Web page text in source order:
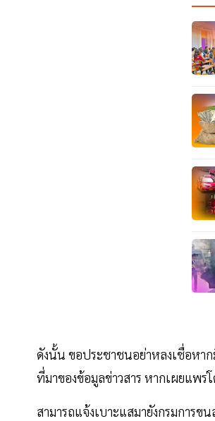
ดังนั้น ขอประชาชนอย่าหลงเชื่อหา
ที่มาของข้อมูลข่าวสาร หากเผยแพ
สามารถแจ้งเบาะแสมายังกรมการข